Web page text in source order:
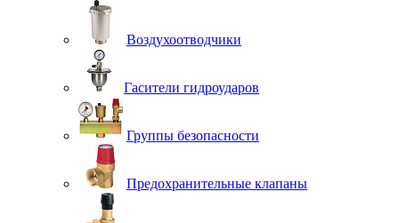
Воздухоотводчики
Гасители гидроударов
Группы безопасности
Предохранительные клапаны